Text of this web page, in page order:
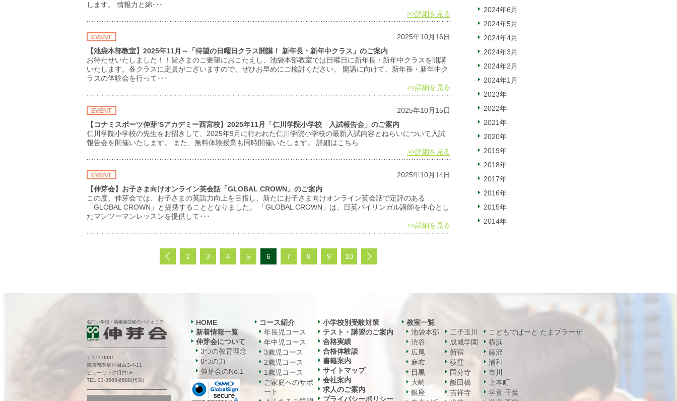
します。 情報力と綿･･･
>>詳細を見る
2025年10月16日
【池袋本部教室】2025年11月～「待望の日曜日クラス開講！ 新年長・新年中クラス」のご案内
お待たせいたしました！！皆さまのご要望におこたえし、池袋本部教室では日曜日に新年長・新年中クラスを開講
いたします。各クラスに定員がございますので、ぜひお早めにご検討ください。 開講に向けて、新年長・新年中ク
ラスの体験会を行って･･･
>>詳細を見る
2025年10月15日
【コナミスポーツ伸芽’Sアカデミー西宮校】2025年11月「仁川学院小学校 入試報告会」のご案内
仁川学院小学校の先生をお招きして、2025年9月に行われた仁川学院小学校の最新入試内容とねらいについて入試
報告会を開催いたします。 また、無料体験授業も同時開催いたします。 詳細はこちら
>>詳細を見る
2025年10月14日
【伸芽会】お子さま向けオンライン英会話「GLOBAL CROWN」のご案内
この度、伸芽会では、お子さまの英語力向上を目指し、新たにお子さま向けオンライン英会話で定評のある
「GLOBAL CROWN」と提携することとなりました。 「GLOBAL CROWN」は、日英バイリンガル講師を中心とし
たマンツーマンレッスンを提供して･･･
>>詳細を見る
2 3 4 5 6 7 8 9 10
2024年6月
2024年5月
2024年4月
2024年3月
2024年2月
2024年1月
2023年
2022年
2021年
2020年
2019年
2018年
2017年
2016年
2015年
2014年
名門小学校・幼稚園受験のパイオニア
〒171-0031
東京都豊島区目白3-4-11
ヒューリック目白5F
TEL.03-3565-6688(代表)
HOME
新着情報一覧
伸芽会について
3つの教育理念
6つの力
伸芽会のNo.1
コース紹介
年長児コース
年中児コース
3歳児コース
2歳児コース
1歳児コース
ご家庭へのサポ
ート
小学校別受験対策
テスト・講習のご案内
合格実績
合格体験談
書籍案内
サイトマップ
会社案内
求人のご案内
プライバシーポリシー
教室一覧
池袋本部
渋谷
広尾
麻布
目黒
大崎
銀座
二子玉川
成城学園
新宿
荻窪
国分寺
飯田橋
吉祥寺
こどもでぱーと たまプラーザ
横浜
藤沢
浦和
市川
上本町
学童 千葉